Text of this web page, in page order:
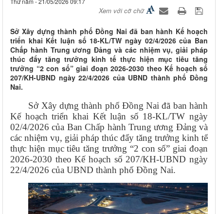
Xem với cỡ chữ
Sở Xây dựng thành phố Đồng Nai đã ban hành Kế hoạch
triển khai Kết luận số 18-KL/TW ngày 02/4/2026 của Ban
Chấp hành Trung ương Đảng và các nhiệm vụ, giải pháp
thúc đẩy tăng trưởng kinh tế thực hiện mục tiêu tăng
trưởng “2 con số” giai đoạn 2026-2030 theo Kế hoạch số
207/KH-UBND ngày 22/4/2026 của UBND thành phố Đồng
Nai.
Sở Xây dựng thành phố Đồng Nai đã ban hành
Kế hoạch triển khai Kết luận số 18-KL/TW ngày
02/4/2026 của Ban Chấp hành Trung ương Đảng và
các nhiệm vụ, giải pháp thúc đẩy tăng trưởng kinh tế
thực hiện mục tiêu tăng trưởng “2 con số” giai đoạn
2026-2030 theo Kế hoạch số 207/KH-UBND ngày
22/4/2026 của UBND thành phố Đồng Nai.